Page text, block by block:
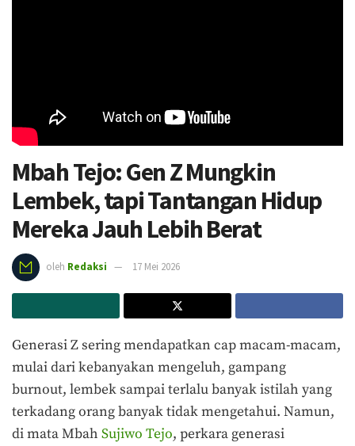
Mbah Tejo: Gen Z Mungkin
Lembek, tapi Tantangan Hidup
Mereka Jauh Lebih Berat
oleh Redaksi 17 Mei 2026
Generasi Z sering mendapatkan cap macam-macam,
mulai dari kebanyakan mengeluh, gampang
burnout, lembek sampai terlalu banyak istilah yang
terkadang orang banyak tidak mengetahui. Namun,
di mata Mbah Sujiwo Tejo, perkara generasi